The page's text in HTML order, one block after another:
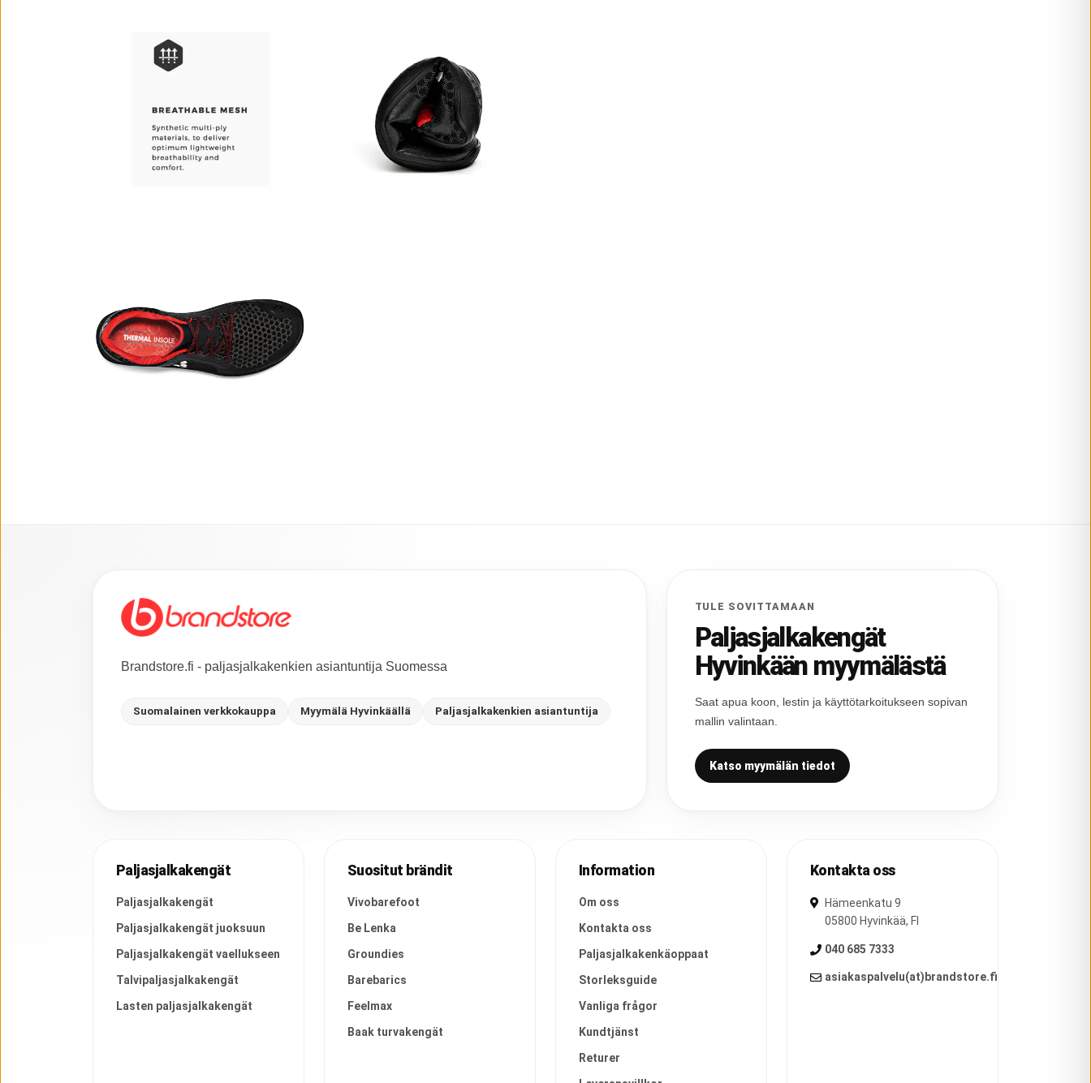
Brandstore.fi - paljasjalkakenkien asiantuntija Suomessa
Suomalainen verkkokauppa Myymälä Hyvinkäällä Paljasjalkakenkien asiantuntija
TULE SOVITTAMAAN
Paljasjalkakengät
Hyvinkään myymälästä
Saat apua koon, lestin ja käyttötarkoitukseen sopivan
mallin valintaan.
Katso myymälän tiedot
Paljasjalkakengät
Paljasjalkakengät
Paljasjalkakengät juoksuun
Paljasjalkakengät vaellukseen
Talvipaljasjalkakengät
Lasten paljasjalkakengät
Suositut brändit
Vivobarefoot
Be Lenka
Groundies
Barebarics
Feelmax
Baak turvakengät
Information
Om oss
Kontakta oss
Paljasjalkakenkäoppaat
Storleksguide
Vanliga frågor
Kundtjänst
Returer
Kontakta oss
Hämeenkatu 9
05800 Hyvinkää, FI
040 685 7333
asiakaspalvelu(at)brandstore.fi